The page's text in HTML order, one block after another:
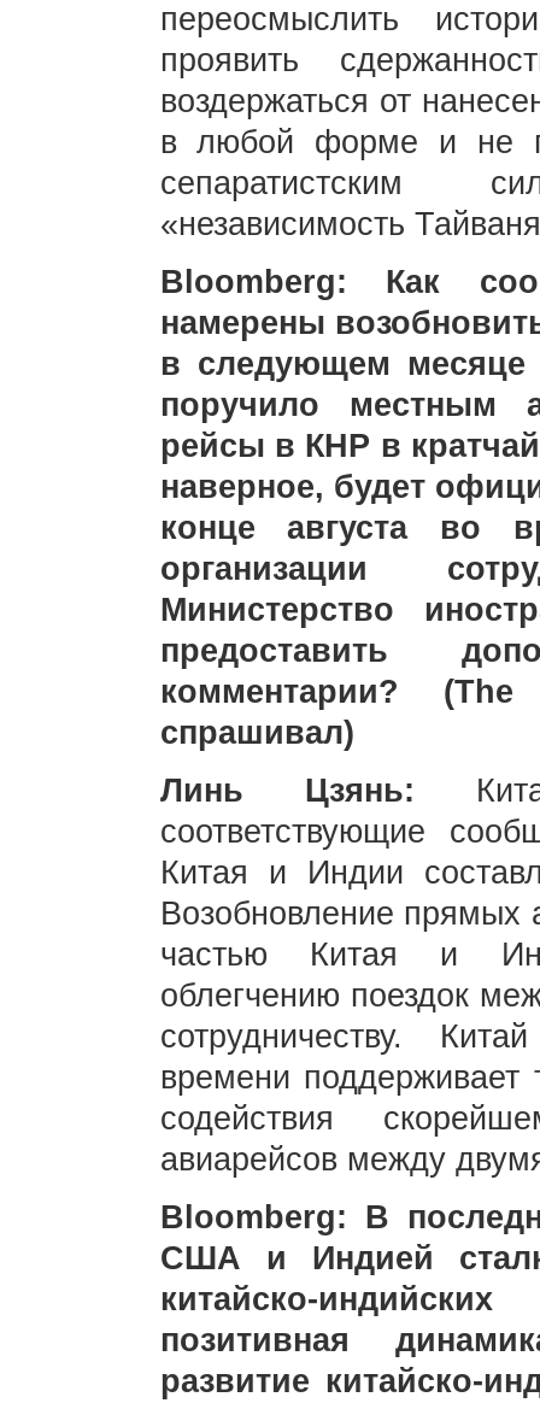
переосмыслить
проявить
воздержаться от
в любой форме и не
сепаратистским
«независимость
Bloomberg: Как
намерены
в следующем месяце
поручило местным
рейсы в КНР в
наверное, будет
конце августа во
организации
Министерство
предоставить
комментарии?
спрашивал)
Линь Цзянь:
соответствующие
Китая и Индии
Возобновление прямых
частью Китая и
облегчению поездок
сотрудничеству.
времени
содействия
авиарейсов между
Bloomberg: В
США и Индией
китайско-
позитивная
развитие китайско-